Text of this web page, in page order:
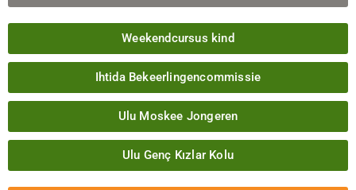
Weekendcursus kind
Ihtida Bekeerlingencommissie
Ulu Moskee Jongeren
Ulu Genç Kızlar Kolu